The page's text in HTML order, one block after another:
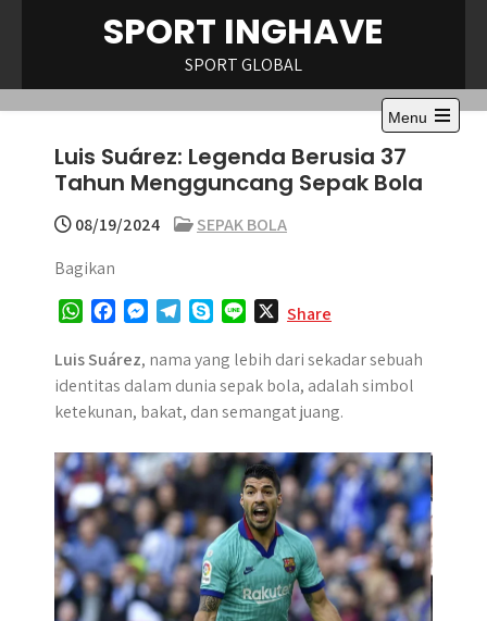
SPORT INGHAVE
SPORT GLOBAL
Menu
Open
Luis Suárez: Legenda Berusia 37
Tahun Mengguncang Sepak Bola
08/19/2024
SEPAK BOLA
Bagikan
W
a
t
s
p
p
c
e
b
o
k
s
s
e
g
e
r
l
e
g
a
m
y
p
e
n
e
Share
Luis Suárez, nama yang lebih dari sekadar sebuah
identitas dalam dunia sepak bola, adalah simbol
ketekunan, bakat, dan semangat juang.